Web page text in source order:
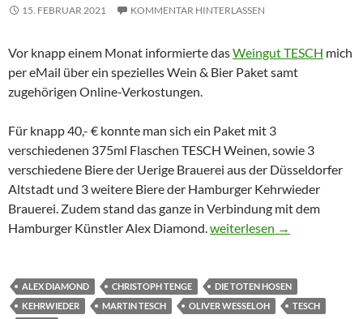
15. FEBRUAR 2021 KOMMENTAR HINTERLASSEN
Vor knapp einem Monat informierte dasWeingut TESCH mich
per eMail über ein spezielles Wein & Bier Paket samt
zugehörigen Online-Verkostungen.
Für knapp 40,- € konnte man sich ein Paket mit 3
verschiedenen 375ml Flaschen TESCH Weinen, sowie 3
verschiedene Biere der Uerige Brauerei aus der Düsseldorfer
Altstadt und 3 weitere Biere der Hamburger Kehrwieder
Brauerei. Zudem stand das ganze in Verbindung mit dem
Hamburger Künstler Alex Diamond.Schöne Online-
weiterlesen →
ALEX DIAMOND CHRISTOPH TENGE
DIE TOTEN HOSEN
KEHRWIEDER
MARTIN TESCH OLIVER WESSELOH
TESCH